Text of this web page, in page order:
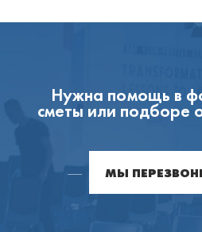
Нужна помощь в
сметы или подборе
МЫ